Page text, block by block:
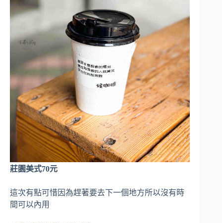
莊園美式70元
這次有點可惜因為趕著要去下一個地方所以沒有時
間可以內用